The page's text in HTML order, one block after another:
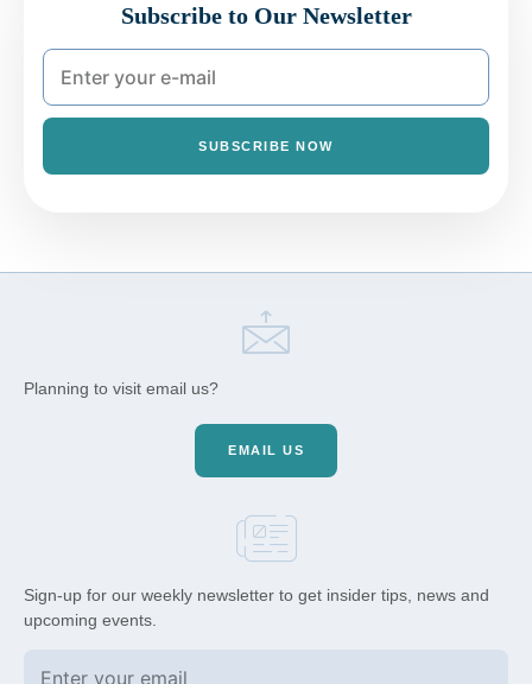
Subscribe to Our Newsletter
SUBSCRIBE NOW
Planning to visit email us?
EMAIL US
Sign-up for our weekly newsletter to get insider tips, news and
upcoming events.